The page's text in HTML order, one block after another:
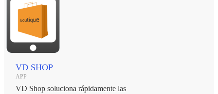
VD SHOP
APP
VD Shop soluciona rápidamente las